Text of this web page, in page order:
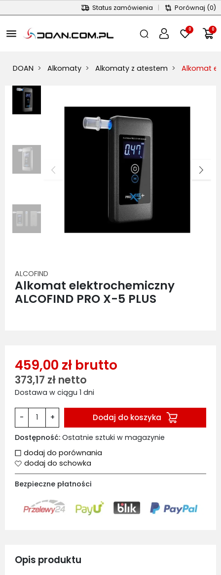
Status zamówienia | Porównaj (0)
menu 0 0
DOAN Alkomaty Alkomaty z atestem Alkomat
ALCOFIND
Alkomat elektrochemiczny
ALCOFIND PRO X-5 PLUS
459,00 zł brutto
373,17 zł netto
Dostawa w ciągu 1 dni
- + Dodaj do koszyka
Dostępność: Ostatnie sztuki w magazynie
dodaj do porównania
dodaj do schowka
Bezpieczne płatności
Opis produktu